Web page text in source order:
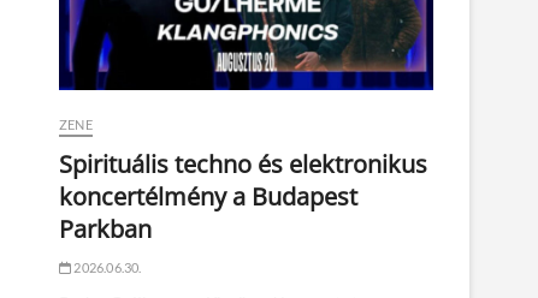
ZENE
Spirituális techno és elektronikus
koncertélmény a Budapest
Parkban
2026.06.30.